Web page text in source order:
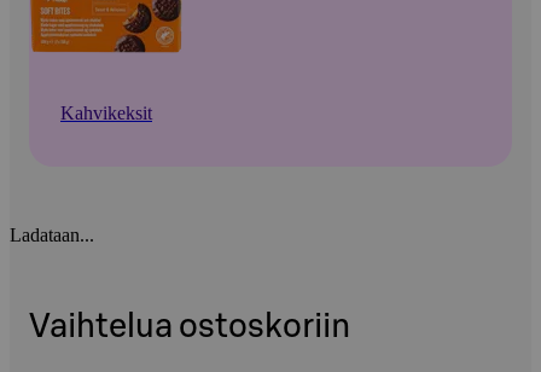
Kahvikeksit
Ladataan...
Vaihtelua ostoskoriin